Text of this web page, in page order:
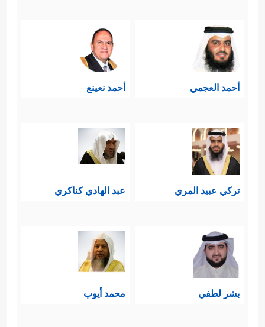
أحمد العجمي أحمد نعينع
تركي عبيد المري عبد الهادي كناكري
بشر لطفي محمد أيوب